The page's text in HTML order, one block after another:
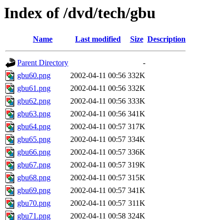
Index of /dvd/tech/gbu
Name Last modified Size Description
Parent Directory
-
gbu60.png
2002-04-11 00:56 332K
gbu61.png
2002-04-11 00:56 332K
gbu62.png
2002-04-11 00:56 333K
gbu63.png
2002-04-11 00:56 341K
gbu64.png
2002-04-11 00:57 317K
gbu65.png
2002-04-11 00:57 334K
gbu66.png
2002-04-11 00:57 336K
gbu67.png
2002-04-11 00:57 319K
gbu68.png
2002-04-11 00:57 315K
gbu69.png
2002-04-11 00:57 341K
gbu70.png
2002-04-11 00:57 311K
gbu71.png
2002-04-11 00:58 324K